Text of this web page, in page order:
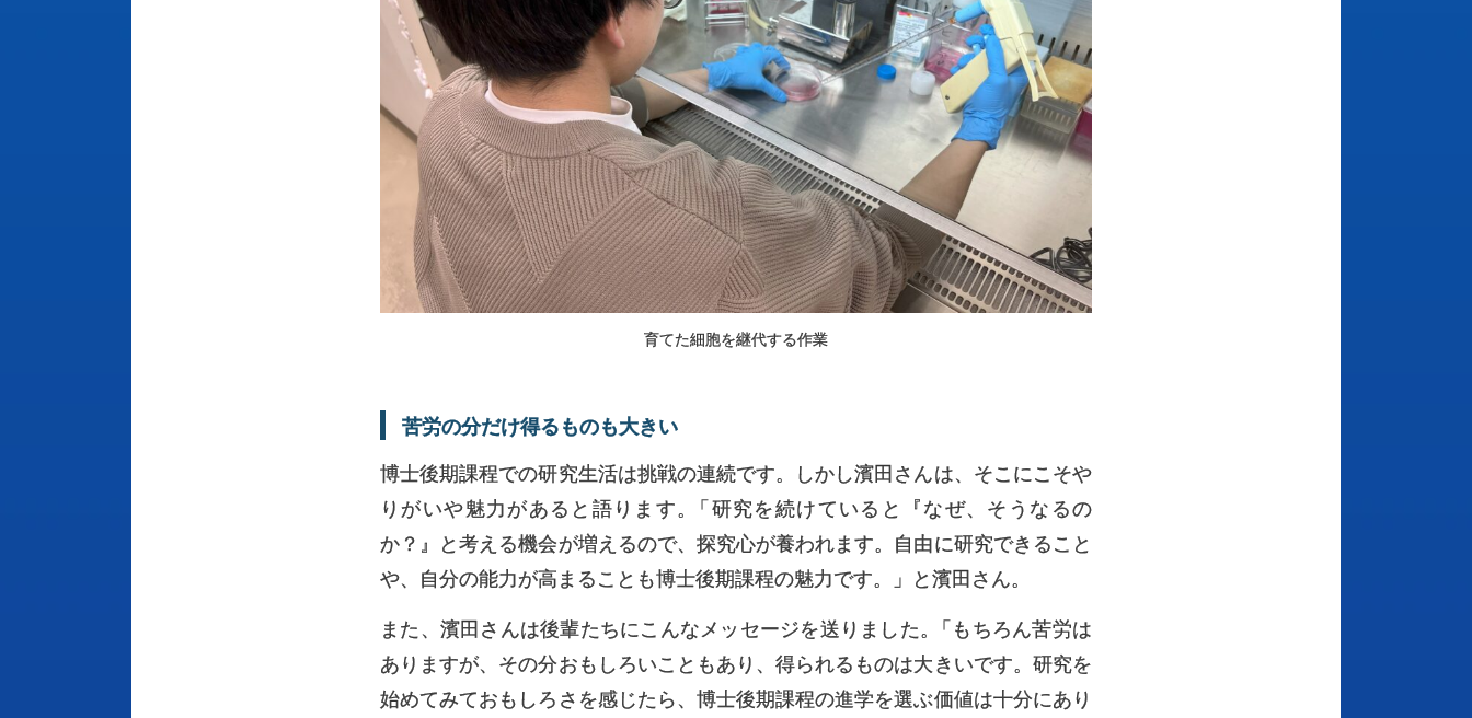
育てた細胞を継代する作業
苦労の分だけ得るものも大きい
博士後期課程での研究生活は挑戦の連続です。しかし濱田さんは、そこにこそや
りがいや魅力があると語ります。
「研究を続けていると『なぜ、そうなるの
か？』と考える機会が増えるので、探究心が養われます。自由に研究できること
や、自分の能力が高まることも博士後期課程の魅力です。」と濱田さん。
また、濱田さんは後輩たちにこんなメッセージを送りました。
「もちろん苦労は
ありますが、その分おもしろいこともあり、得られるものは大きいです。研究を
始めてみておもしろさを感じたら、博士後期課程の進学を選ぶ価値は十分にあり